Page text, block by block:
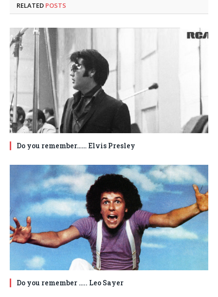
RELATED POSTS
Do you remember…… Elvis Presley
Do you remember ….. Leo Sayer